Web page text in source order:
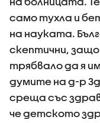
само тухла и
на науката.
скептични,
трябвало да я
думите на д-р
среща със
че детското